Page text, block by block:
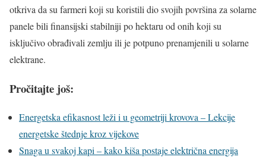
otkriva da su farmeri koji su koristili dio svojih površina za solarne
panele bili finansijski stabilniji po hektaru od onih koji su
isključivo obrađivali zemlju ili je potpuno prenamjenili u solarne
elektrane.
Pročitajte još:
Energetska efikasnost leži i u geometriji krovova – Lekcije
energetske štednje kroz vijekove
Snaga u svakoj kapi – kako kiša postaje električna energija